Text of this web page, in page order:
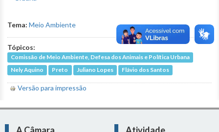
Tema: Meio Ambiente
Tópicos:
Comissão de Meio Ambiente, Defesa dos Animais e Política Urbana
Nely Aquino
Preto Juliano Lopes Flávio dos Santos
Versão para impressão